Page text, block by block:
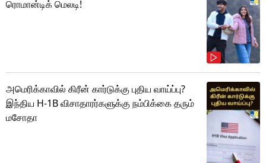
ரொமான்டிக் மெலடி!
அமெரிக்காவில் கிரீன் கார்டுக்கு புதிய வாய்ப்பு?
இந்திய H-1B விசாதாரர்களுக்கு நம்பிக்கை தரும்
மசோதா